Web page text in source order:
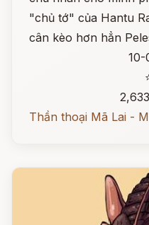
"chủ tớ" của Hantu
cân kèo hơn hẳn
10-
Thần thoại Mã Lai -